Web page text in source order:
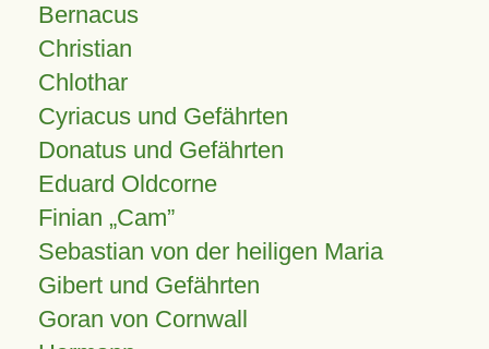
Bernacus
Christian
Chlothar
Cyriacus und Gefährten
Donatus und Gefährten
Eduard Oldcorne
Finian Cam
Sebastian von der heiligen Maria
Gibert und Gefährten
Goran von Cornwall